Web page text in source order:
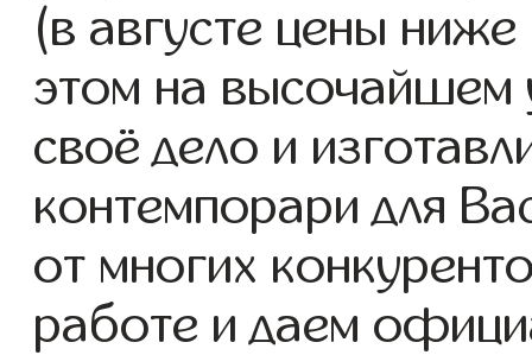
(в августе цены
этом на
своё дело и
контемпорари для
от многих
работе и даем